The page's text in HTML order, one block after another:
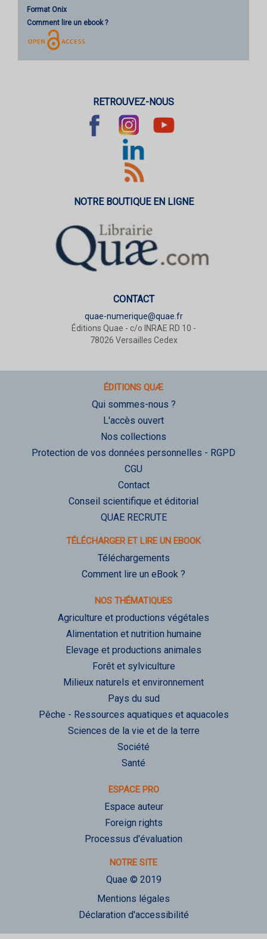
Format Onix
Comment lire un ebook ?
RETROUVEZ-NOUS
NOTRE BOUTIQUE EN LIGNE
CONTACT
quae-numerique@quae.fr
Éditions Quae - c/o INRAE RD 10 -
78026 Versailles Cedex
ÉDITIONS QUÆ
Qui sommes-nous ?
L'accès ouvert
Nos collections
Protection de vos données personnelles - RGPD
CGU
Contact
Conseil scientifique et éditorial
QUAE RECRUTE
TÉLÉCHARGER ET LIRE UN EBOOK
Téléchargements
Comment lire un eBook ?
NOS THÉMATIQUES
Agriculture et productions végétales
Alimentation et nutrition humaine
Elevage et productions animales
Forêt et sylviculture
Milieux naturels et environnement
Pays du sud
Pêche - Ressources aquatiques et aquacoles
Sciences de la vie et de la terre
Société
Santé
ESPACE PRO
Espace auteur
Foreign rights
Processus d'évaluation
NOTRE SITE
Quae © 2019
Mentions légales
Déclaration d'accessibilité